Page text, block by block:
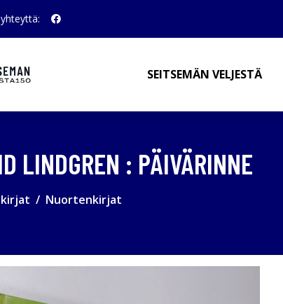
SEITSEMÄN VELJESTÄ
LINDGREN : PÄIVÄRINNE
Nuortenkirjat